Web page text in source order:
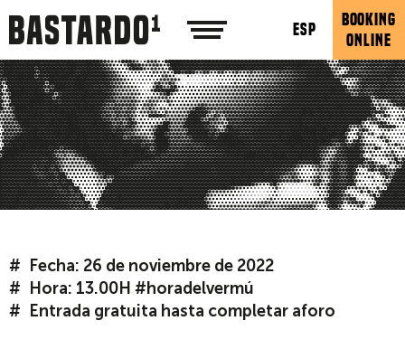
ESP
BOOKING
ONLINE
Fecha: 26 de noviembre de 2022
Hora: 13.00H #horadelvermú
Entrada gratuita hasta completar aforo